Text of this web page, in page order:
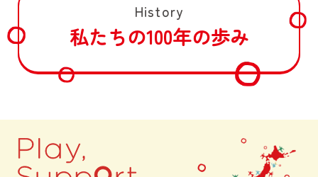
History
私たちの100年の歩み